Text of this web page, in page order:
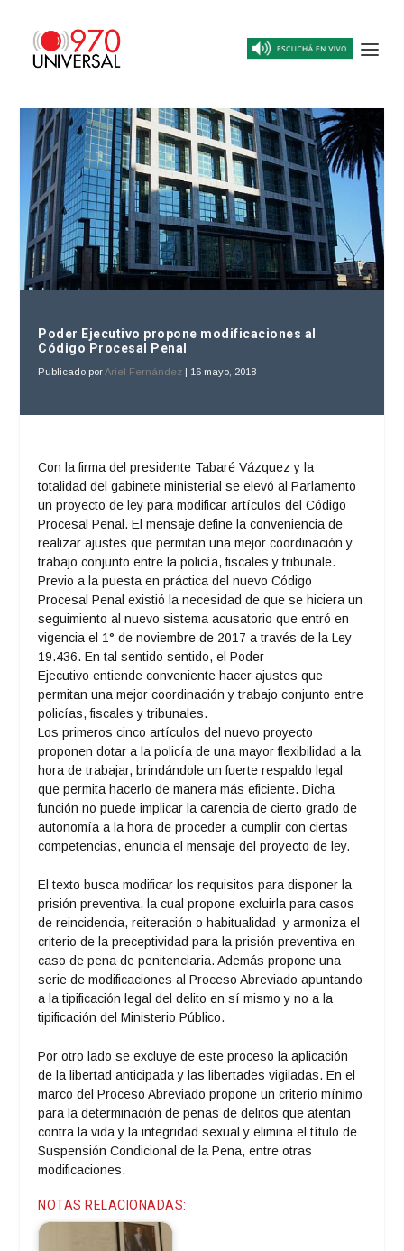
Poder Ejecutivo propone modificaciones al
Código Procesal Penal
Publicado porAriel Fernández | 16 mayo, 2018
Con la firma del presidente Tabaré Vázquez y la
totalidad del gabinete ministerial se elevó al Parlamento
un proyecto de ley para modificar artículos del Código
Procesal Penal. El mensaje define la conveniencia de
realizar ajustes que permitan una mejor coordinación y
trabajo conjunto entre la policía, fiscales y tribunale.
Previo a la puesta en práctica del nuevo Código
Procesal Penal existió la necesidad de que se hiciera un
seguimiento al nuevo sistema acusatorio que entró en
vigencia el 1° de noviembre de 2017 a través de la Ley
19.436. En tal sentido sentido, el Poder
Ejecutivo entiende conveniente hacer ajustes que
permitan una mejor coordinación y trabajo conjunto entre
policías, fiscales y tribunales.
Los primeros cinco artículos del nuevo proyecto
proponen dotar a la policía de una mayor flexibilidad a la
hora de trabajar, brindándole un fuerte respaldo legal
que permita hacerlo de manera más eficiente. Dicha
función no puede implicar la carencia de cierto grado de
autonomía a la hora de proceder a cumplir con ciertas
competencias, enuncia el mensaje del proyecto de ley.
El texto busca modificar los requisitos para disponer la
prisión preventiva, la cual propone excluirla para casos
de reincidencia, reiteración o habitualidad y armoniza el
criterio de la preceptividad para la prisión preventiva en
caso de pena de penitenciaria. Además propone una
serie de modificaciones al Proceso Abreviado apuntando
a la tipificación legal del delito en sí mismo y no a la
tipificación del Ministerio Público.
Por otro lado se excluye de este proceso la aplicación
de la libertad anticipada y las libertades vigiladas. En el
marco del Proceso Abreviado propone un criterio mínimo
para la determinación de penas de delitos que atentan
contra la vida y la integridad sexual y elimina el título de
Suspensión Condicional de la Pena, entre otras
modificaciones.
NOTAS RELACIONADAS: